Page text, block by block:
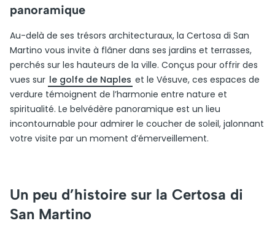
panoramique
Au-delà de ses trésors architecturaux, la Certosa di San
Martino vous invite à flâner dans ses jardins et terrasses,
perchés sur les hauteurs de la ville. Conçus pour offrir des
vues sur le golfe de Naples et le Vésuve, ces espaces de
verdure témoignent de l’harmonie entre nature et
spiritualité. Le belvédère panoramique est un lieu
incontournable pour admirer le coucher de soleil, jalonnant
votre visite par un moment d’émerveillement.
Un peu d’histoire sur la Certosa di
San Martino